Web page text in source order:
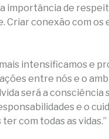
a importância de
Criar conexão com os
intensificamos e
entre nós e o
será a consciência
e o
com todas as vidas.”